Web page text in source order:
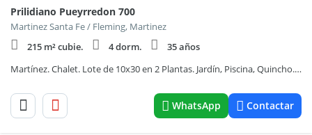
Prilidiano Pueyrredon 700
Martinez Santa Fe / Fleming, Martinez
215 m² cubie.
4 dorm.
35 años
Martínez. Chalet. Lote de 10x30 en 2 Plantas. Jardín, Piscina, Quincho. 5 Dormitorios.
WhatsApp Contactar